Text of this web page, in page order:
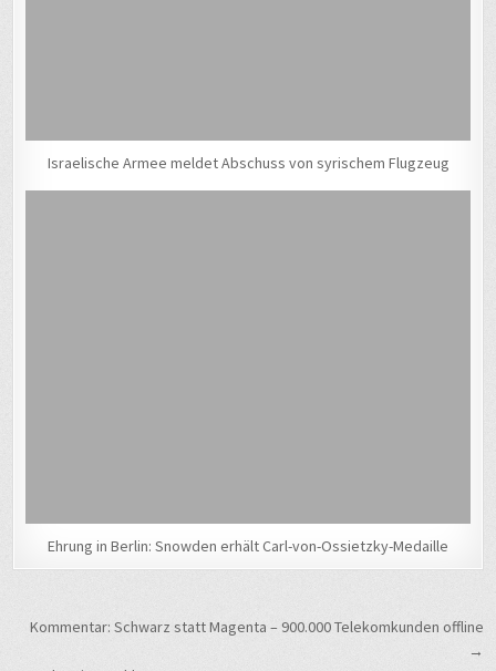
Israelische Armee meldet Abschuss von syrischem Flugzeug
Ehrung in Berlin: Snowden erhält Carl-von-Ossietzky-Medaille
Beitragsnavigation
Kommentar: Schwarz statt Magenta – 900.000 Telekomkunden offline
→